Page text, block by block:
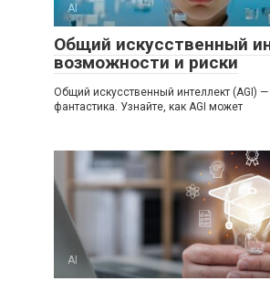
AI
Общий искусственный
возможности и риски
Общий искусственный интеллект (AGI) —
фантастика. Узнайте, как AGI может
AI